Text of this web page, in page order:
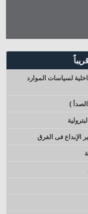
لسياسات الموارد
)
الإبداع فى الفرق